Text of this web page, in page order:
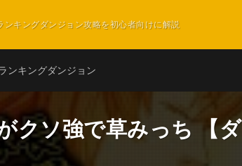
ンキングダンジョン攻略を初心者向けに解説
ンキングダンジョン
クソ強で草みっち 【ダ